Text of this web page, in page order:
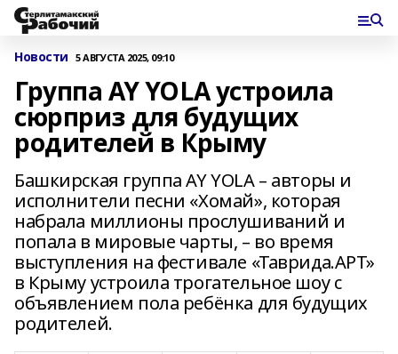
Новости 5 АВГУСТА 2025, 09:10
Группа AY YOLA устроила
сюрприз для будущих
родителей в Крыму
Башкирская группа AY YOLA – авторы и
исполнители песни «Хомай», которая
набрала миллионы прослушиваний и
попала в мировые чарты, – во время
выступления на фестивале «Таврида.АРТ»
в Крыму устроила трогательное шоу с
объявлением пола ребёнка для будущих
родителей.